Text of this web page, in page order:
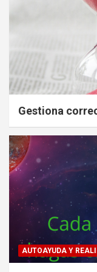
Gestiona
AUTOAYUDA Y